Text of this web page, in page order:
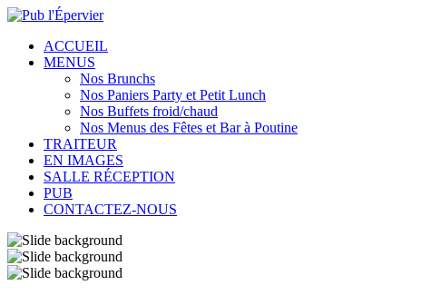
ACCUEIL
MENUS
Nos Brunchs
Nos Paniers Party et Petit Lunch
Nos Buffets froid/chaud
Nos Menus des Fêtes et Bar à Poutine
TRAITEUR
EN IMAGES
SALLE RÉCEPTION
PUB
CONTACTEZ-NOUS